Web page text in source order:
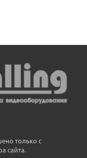
только с
сайта.